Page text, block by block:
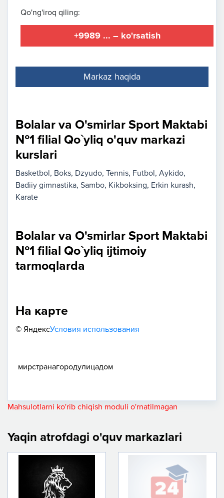
Qo'ng'iroq qiling:
+9989 ... – ko'rsatish
Markaz haqida
Bolalar va O'smirlar Sport Maktabi
№1 filial Qo`yliq o'quv markazi
kurslari
Basketbol Boks Dzyudo Tennis Futbol Aykido
Badiiy gimnastika Sambo Kikboksing Erkin kurash
Karate
Bolalar va O'smirlar Sport Maktabi
№1 filial Qo`yliq ijtimoiy
tarmoqlarda
На карте
© ЯндексУсловия использования
мирстранагородулицадом
Mahsulotlarni ko'rib chiqish moduli o'rnatilmagan
Yaqin atrofdagi o'quv markazlari